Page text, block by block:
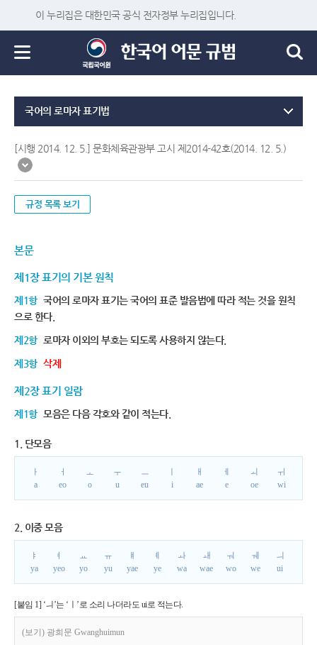
이 누리집은 대한민국 공식 전자정부 누리집입니다.
국어의 로마자 표기법
[시행 2014. 12. 5.] 문화체육관광부 고시 제2014-42호(2014. 12. 5.)
규정 목록 보기
본문
제1장 표기의 기본 원칙
제1항 국어의 로마자 표기는 국어의 표준 발음법에 따라 적는 것을 원칙
으로 한다.
제2항 로마자 이외의 부호는 되도록 사용하지 않는다.
제3항 삭제
제2장 표기 일람
제1항 모음은 다음 각호와 같이 적는다.
1. 단모음
ㅏ
a
ㅓ
eo
ㅗ
o
ㅜ
u
ㅡ
eu
i
ㅐ
ae
ㅔ
e
ㅚ
oe
ㅟ
wi
2. 이중 모음
ㅑ
ya
ㅕ
yeo
ㅛ
yo
ㅠ
yu
ㅒ
yae
ㅖ
ye
ㅘ
wa
ㅙ
wae
ㅝ
wo
ㅞ
we
ㅢ
ui
[붙임 1] ‘ㅢ’는 ‘ㅣ’로 소리 나더라도 ui로 적는다.
(보기) 광희문 Gwanghuimun